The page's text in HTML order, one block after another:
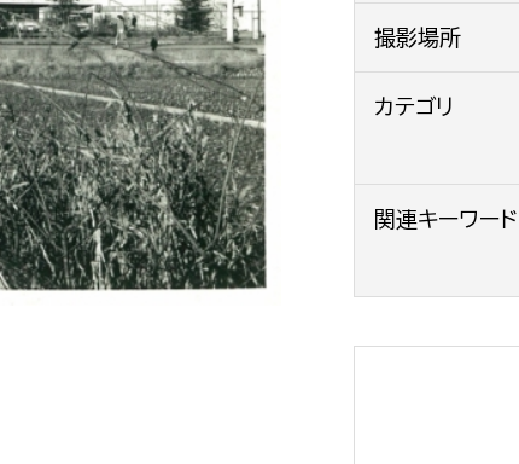
農政課
水産海浜課
市立総合医療センター
患者サポートセンター
撮影場所
カテゴリ
関連キーワード